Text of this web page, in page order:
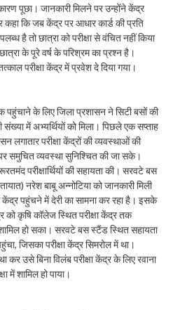
पूछा। जानकारी मिलने पर उन्होंने केंद्र
कि जब केंद्र पर आधार कार्ड की प्रति
है तो छात्रा को परीक्षा से वंचित नहीं किया
के पूरे वर्ष के परिश्रम का प्रश्न है।
परीक्षा केंद्र में प्रवेश दे दिया गया।
पहुंचाने के लिए जिला प्रशासन ने सिटी बसों की
में अभ्यर्थियों को मिला। पिछले एक सप्ताह
लगातार परीक्षा केंद्रों की व्यवस्थाओं की
समुचित व्यवस्था सुनिश्चित की जा सके।
परीक्षार्थियों की सहायता की। सरवटे बस
नरेश बाबू अन्नोटिया को जानकारी मिली
केंद्र पहुंचने में देरी का सामना कर रहा है। इसके
को कृषि कॉलेज स्थित परीक्षा केंद्र तक
हो सका। सरवटे बस स्टैंड स्थित सहायता
जिसका परीक्षा केंद्र सिमरोल में था।
उसे बिना विलंब परीक्षा केंद्र के लिए रवाना
में शामिल हो पाया।